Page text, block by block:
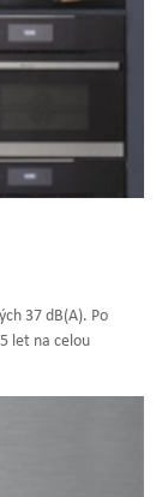
37 dB(A). Po
let na celou